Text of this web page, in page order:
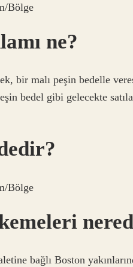
Bölge
ne?
bir malı peşin bedelle
bedel gibi gelecekte
Bölge
bağlı Boston